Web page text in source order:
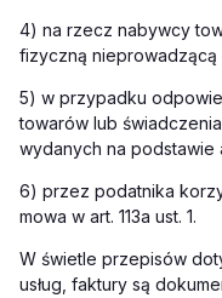
4) na rzecz nabywcy
fizyczną nieprowadzącą
5) w przypadku
towarów lub
wydanych na podstawie
6) przez podatnika
mowa w art. 113a ust. 1.
W świetle przepisów
usług, faktury są